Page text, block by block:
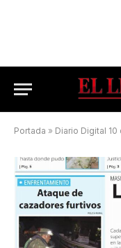
Portada » Diario Digital